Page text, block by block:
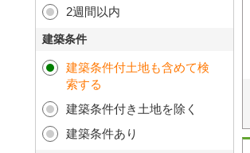
2週間以内
建築条件
建築条件付土地も含めて検
索する
建築条件付き土地を除く
建築条件あり